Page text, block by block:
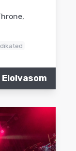
Elolvasom